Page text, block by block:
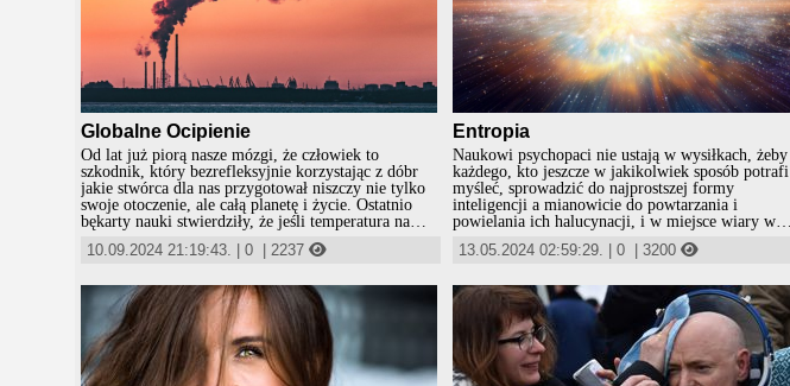
Globalne Ocipienie
Od lat już piorą nasze mózgi, że człowiek to
szkodnik, który bezrefleksyjnie korzystając z dóbr
jakie stwórca dla nas przygotował niszczy nie tylko
swoje otoczenie, ale całą planetę i życie. Ostatnio
bękarty nauki stwierdziły, że jeśli temperatura na
ziemi osiągnie 31 stopni C to wszelkie życie na ziemi
przestanie istnieć. Temperatura na ziemi bywała już
jak tłumaczą nam naukowe pachołki globalnych
zbrodniarzy, to nie bękarty nauki się mylą, tylko
złośliwi ludzie nie chcą umierać, nawet przy tak
dramatycznie wysokich temperaturach.
10.09.2024 21:19:43. 0 2237
Entropia
Naukowi psychopaci nie ustają w wysiłkach, żeby
każdego, kto jeszcze w jakikolwiek sposób potrafi
myśleć, sprowadzić do najprostszej formy
inteligencji a mianowicie do powtarzania i
powielania ich halucynacji, i w miejsce wiary w
Boga, podać do wierzenia projekcje ich chorych
wyobraźni. Nauka bowiem przestała już zabiegać o
jakąkolwiek argumentację i jakiekolwiek dowody.
Dziś dowodem staje się projekcja
umysłów ludzi zwanych bezpodstawnie
„naukowcami”
13.05.2024 02:59:29. |0 |3200